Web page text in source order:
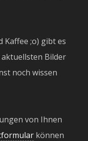
Kaffee ;o) gibt es
Bilder
noch wissen
von Ihnen
können